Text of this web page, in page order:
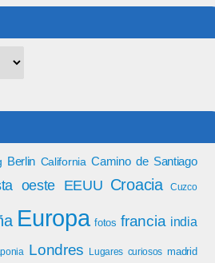
Berlin California Camino de Santiago
oeste EEUU Croacia Cuzco
Europa fotos francia india
Londres Lugares curiosos madrid